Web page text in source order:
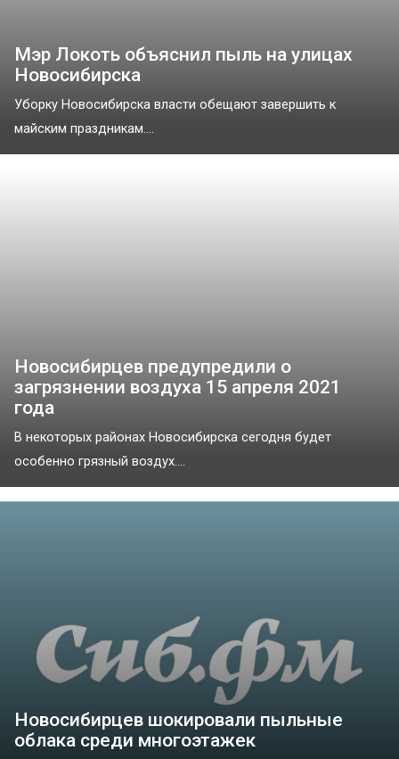
Мэр Локоть объяснил пыль на улицах
Новосибирска
Уборку Новосибирска власти обещают завершить к
майским праздникам....
Новосибирцев предупредили о
загрязнении воздуха 15 апреля 2021
года
В некоторых районах Новосибирска сегодня будет
особенно грязный воздух....
Новосибирцев шокировали пыльные
облака среди многоэтажек